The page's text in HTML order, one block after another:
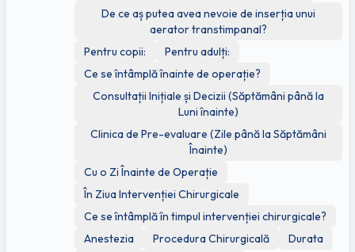
De ce aș putea avea nevoie de inserția unui
aerator transtimpanal?
Pentru copii:
Pentru adulți:
Ce se întâmplă înainte de operație?
Consultații Inițiale și Decizii (Săptămâni până la
Luni înainte)
Clinica de Pre-evaluare (Zile până la Săptămâni
Înainte)
Cu o Zi Înainte de Operație
În Ziua Intervenției Chirurgicale
Ce se întâmplă în timpul intervenției chirurgicale?
Anestezia
Procedura Chirurgicală
Durata